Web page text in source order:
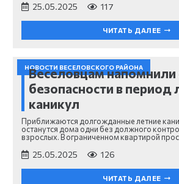
25.05.2025 117
ЧИТАТЬ ДАЛЕЕ
НОВОСТИ ВЕСЕЛОВСКОГО РАЙОНА
Веселовцам напомнили
безопасности в период
каникул
Приближаются долгожданные летние
останутся дома одни без должного
взрослых. В ограниченном квартирой
25.05.2025 126
ЧИТАТЬ ДАЛЕЕ